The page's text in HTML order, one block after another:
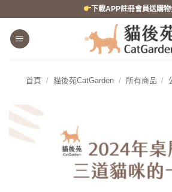
下載APP註冊會員送購物
首頁 / 貓後苑CatGarden / 所有商品 /